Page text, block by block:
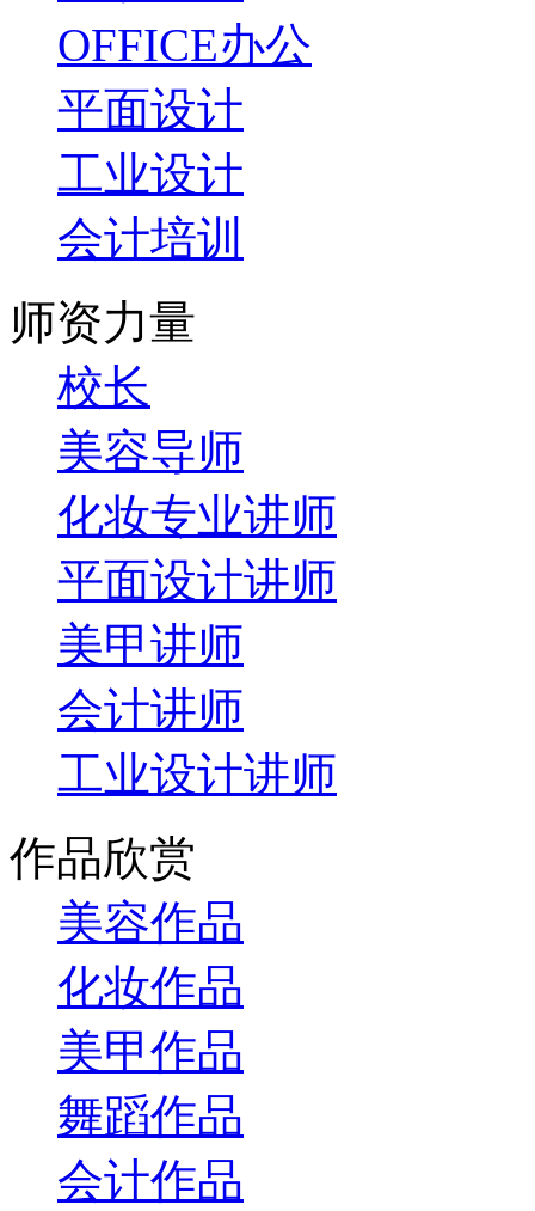
OFFICE办公
平面设计
工业设计
会计培训
师资力量
校长
美容导师
化妆专业讲师
平面设计讲师
美甲讲师
会计讲师
工业设计讲师
作品欣赏
美容作品
化妆作品
美甲作品
舞蹈作品
会计作品